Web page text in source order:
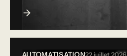
22 juillet 2026